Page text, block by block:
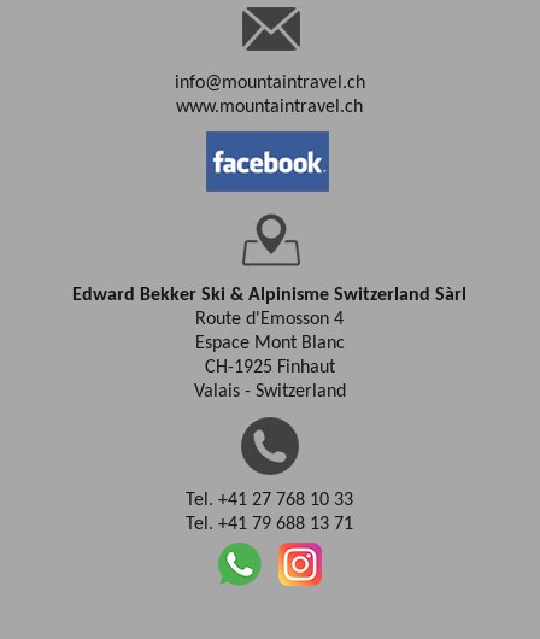
info@mountaintravel.ch
www.mountaintravel.ch
Edward Bekker Ski & Alpinisme Switzerland Sàrl
Route d'Emosson 4
Espace Mont Blanc
CH-1925 Finhaut
Valais - Switzerland
Tel. +41 27 768 10 33
Tel. +41 79 688 13 71